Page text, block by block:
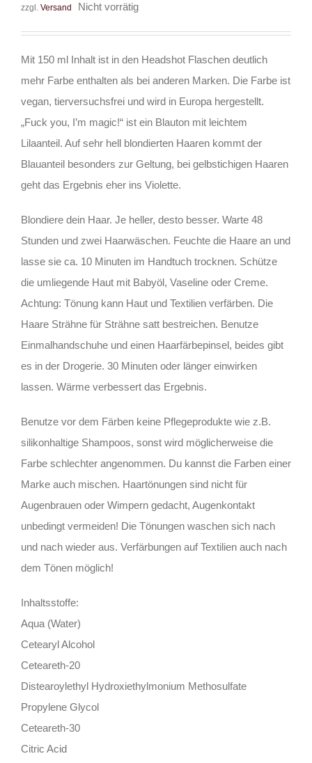
zzgl. Versand Nicht vorrätig
Mit 150 ml Inhalt ist in den Headshot Flaschen deutlich
mehr Farbe enthalten als bei anderen Marken. Die Farbe ist
vegan, tierversuchsfrei und wird in Europa hergestellt.
„Fuck you, I’m magic!“ ist ein Blauton mit leichtem
Lilaanteil. Auf sehr hell blondierten Haaren kommt der
Blauanteil besonders zur Geltung, bei gelbstichigen Haaren
geht das Ergebnis eher ins Violette.
Blondiere dein Haar. Je heller, desto besser. Warte 48
Stunden und zwei Haarwäschen. Feuchte die Haare an und
lasse sie ca. 10 Minuten im Handtuch trocknen. Schütze
die umliegende Haut mit Babyöl, Vaseline oder Creme.
Achtung: Tönung kann Haut und Textilien verfärben. Die
Haare Strähne für Strähne satt bestreichen. Benutze
Einmalhandschuhe und einen Haarfärbepinsel, beides gibt
es in der Drogerie. 30 Minuten oder länger einwirken
lassen. Wärme verbessert das Ergebnis.
Benutze vor dem Färben keine Pflegeprodukte wie z.B.
silikonhaltige Shampoos, sonst wird möglicherweise die
Farbe schlechter angenommen. Du kannst die Farben einer
Marke auch mischen. Haartönungen sind nicht für
Augenbrauen oder Wimpern gedacht, Augenkontakt
unbedingt vermeiden! Die Tönungen waschen sich nach
und nach wieder aus. Verfärbungen auf Textilien auch nach
dem Tönen möglich!
Inhaltsstoffe:
Aqua (Water)
Cetearyl Alcohol
Ceteareth-20
Distearoylethyl Hydroxiethylmonium Methosulfate
Propylene Glycol
Ceteareth-30
Citric Acid